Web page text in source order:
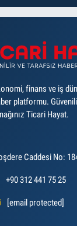
finans ve iş
platformu.
Ticari Hayat.
Caddesi No:
+90 312 441 75 25
[email protected]